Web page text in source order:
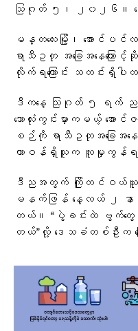
သြဂုတ် ၅၊ ၂၀၂၆။ ဇေအေ
မန္တလေးမြို့၊ အောင်ပ
ရာသီဥတု အခြေအနေကြောင့်
လိုက်ရကြောင်း သတင်းရှိပ
ဒီကနေ့ သြဂုတ် ၅ ရက် ည
ဘောလုံးကွင်းမှာကမယ့်
စဉ်ကို ရာသီဥတုအခြေအနေက
တာဝန်ရှိသူက လူမှုကွန်ရ
ဒီညအတွက် ကြိုတင်ဝယ်ယူထ
မနက်ဖြန် နေ့လယ် ၂ နာ
တယ်။ “ပွဲခင်းထဲ ဗွက်တွေထ
တယ်”လို့ ဒေသခံတစ်ဦးက ပ